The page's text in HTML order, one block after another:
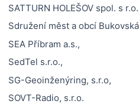
SATTURN HOLEŠOV spol. s
Sdružení měst a obcí
SEA Příbram a.s.,
SedTel s.r.o.,
SG-Geoinženýring, s.r.o,
SOVT-Radio, s.r.o.